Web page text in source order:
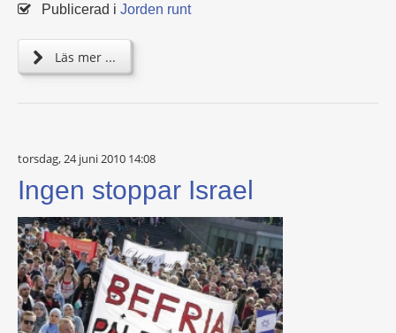
Publicerad i Jorden runt
Läs mer ...
torsdag, 24 juni 2010 14:08
Ingen stoppar Israel